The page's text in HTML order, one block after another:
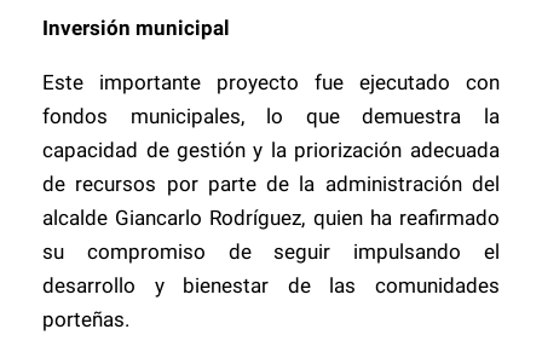
Inversión municipal
Este importante proyecto fue ejecutado con
fondos municipales, lo que demuestra la
capacidad de gestión y la priorización adecuada
de recursos por parte de la administración del
alcalde Giancarlo Rodríguez, quien ha reafirmado
su compromiso de seguir impulsando el
desarrollo y bienestar de las comunidades
porteñas.